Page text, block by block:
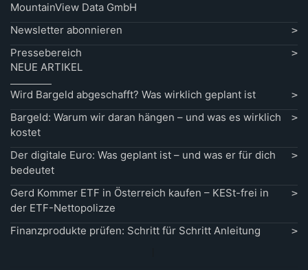
MountainView Data GmbH
Newsletter abonnieren
Pressebereich
NEUE ARTIKEL
Wird Bargeld abgeschafft? Was wirklich geplant ist
Bargeld: Warum wir daran hängen – und was es wirklich
kostet
Der digitale Euro: Was geplant ist – und was er für dich
bedeutet
Gerd Kommer ETF in Österreich kaufen – KESt-frei in
der ETF-Nettopolizze
Finanzprodukte prüfen: Schritt für Schritt Anleitung